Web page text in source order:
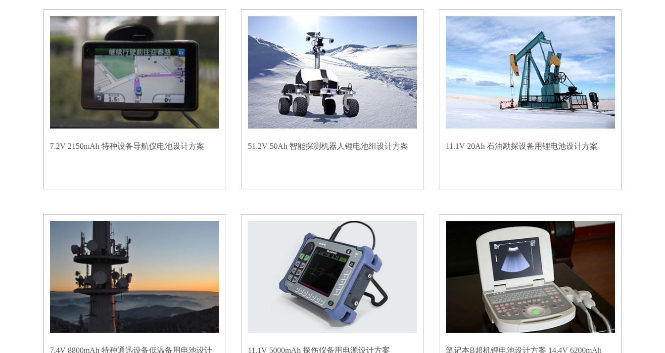
7.2V 2150mAh 特种设备导航仪电池设计方案 51.2V 50Ah 智能探测机器人锂电池组设计方案 11.1V 20Ah 石油勘探设备用锂电池设计方案
7.4V 8800mAh 特种通迅设备低温备用电池设计 11.1V 5000mAh 探伤仪备用电源设计方案 笔记本B超机锂电池设计方案 14.4V 6200mAh